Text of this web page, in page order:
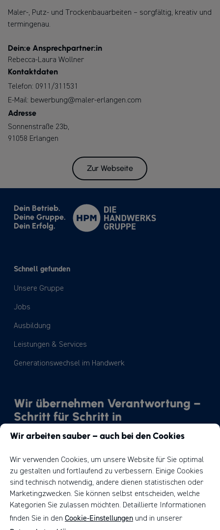
Maler-, Putz- und Trockenbauarbeiten – sorgfältig, kreativ und
termingenau.
Dein:e Ansprechpartner:in
Rebecca-Laura Wollner
Kontaktdaten
Telefon: 0911/311531
E-Mail: bewerbung@maler-erlangen.com
Adresse
Sonnenstraße 23b,
91058 Erlangen
Zur Webseite
Dein Betrieb.
Deine Gruppe.
Dein Erfolg.
Schnell gefunden
Unsere Gruppe
Jobs
Ausbildung
Leistungen & Services
Generationswechsel im Handwerk
Wir übernehmen Verantwortung –
Schritt für Schritt in
Richtung Nachhaltigkeit.
Unser Weg
Wir arbeiten sauber – auch bei den Cookies
Wir verwenden Cookies, um unsere Website für Sie optimal
zu gestalten und fortlaufend zu verbessern. Einige Cookies
sind technisch notwendig, andere dienen statistischen oder
Marketingzwecken. Sie können selbst entscheiden, welche
Kategorien Sie zulassen möchten. Detaillierte Informationen
finden Sie in den Cookie-Einstellungen und in unserer